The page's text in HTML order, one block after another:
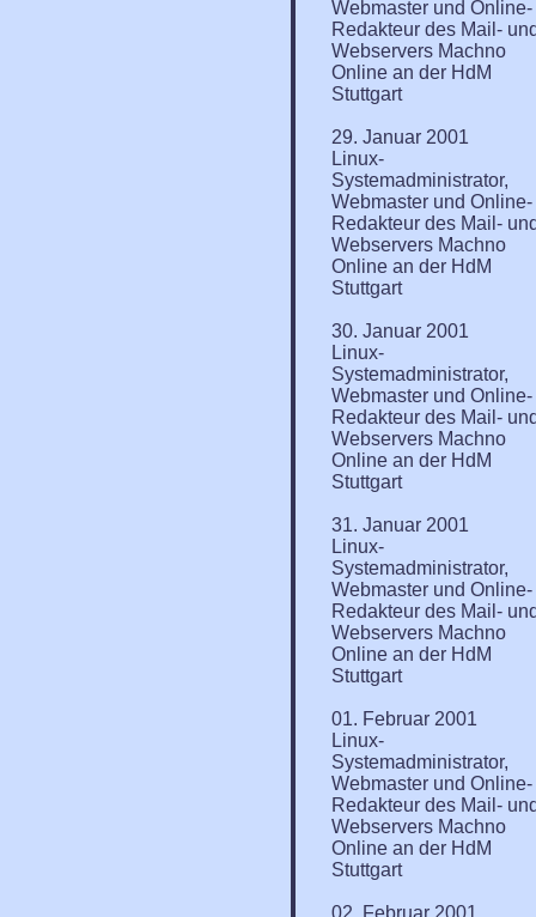
Webmaster und Online-
Redakteur des Mail-
Webservers Machno
Online an der HdM
Stuttgart
29. Januar 2001
Linux-
Systemadministrator,
Webmaster und Online-
Redakteur des Mail-
Webservers Machno
Online an der HdM
Stuttgart
30. Januar 2001
Linux-
Systemadministrator,
Webmaster und Online-
Redakteur des Mail-
Webservers Machno
Online an der HdM
Stuttgart
31. Januar 2001
Linux-
Systemadministrator,
Webmaster und Online-
Redakteur des Mail-
Webservers Machno
Online an der HdM
Stuttgart
01. Februar 2001
Linux-
Systemadministrator,
Webmaster und Online-
Redakteur des Mail-
Webservers Machno
Online an der HdM
Stuttgart
02. Februar 2001